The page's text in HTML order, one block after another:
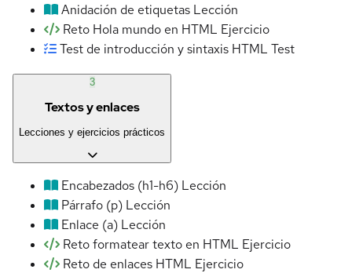
Anidación de etiquetas Lección
Reto Hola mundo en HTML Ejercicio
Test de introducción y sintaxis HTML Test
3
Textos y enlaces
Lecciones y ejercicios prácticos
Encabezados (h1-h6) Lección
Párrafo (p) Lección
Enlace (a) Lección
Reto formatear texto en HTML Ejercicio
Reto de enlaces HTML Ejercicio